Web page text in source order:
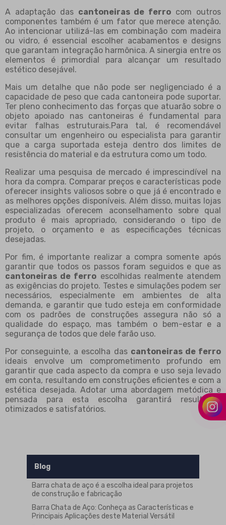
A adaptação das cantoneiras de ferro com outros
componentes também é um fator que merece atenção.
Ao intencionar utilizá-las em combinação com madeira
ou vidro, é essencial escolher acabamentos e designs
que garantam integração harmônica. A sinergia entre os
elementos é primordial para alcançar um resultado
estético desejável.
Mais um detalhe que não pode ser negligenciado é a
capacidade de peso que cada cantoneira pode suportar.
Ter pleno conhecimento das forças que atuarão sobre o
objeto apoiado nas cantoneiras é fundamental para
evitar falhas estruturais.Para tal, é recomendável
consultar um engenheiro ou especialista para garantir
que a carga suportada esteja dentro dos limites de
resistência do material e da estrutura como um todo.
Realizar uma pesquisa de mercado é imprescindível na
hora da compra. Comparar preços e características pode
oferecer insights valiosos sobre o que já é encontrado e
as melhores opções disponíveis. Além disso, muitas lojas
especializadas oferecem aconselhamento sobre qual
produto é mais apropriado, considerando o tipo de
projeto, o orçamento e as especificações técnicas
desejadas.
Por fim, é importante realizar a compra somente após
garantir que todos os passos foram seguidos e que as
cantoneiras de ferro escolhidas realmente atendem
as exigências do projeto. Testes e simulações podem ser
necessários, especialmente em ambientes de alta
demanda, e garantir que tudo esteja em conformidade
com os padrões de construções assegura não só a
qualidade do espaço, mas também o bem-estar e a
segurança de todos que dele farão uso.
Por conseguinte, a escolha das cantoneiras de ferro
ideais envolve um comprometimento profundo em
garantir que cada aspecto da compra e uso seja levado
em conta, resultando em construções eficientes e com a
estética desejada. Adotar uma abordagem metódica e
pensada para esta escolha garantirá resultados
otimizados e satisfatórios.
Blog
Barra chata de aço é a escolha ideal para projetos
de construção e fabricação
Barra Chata de Aço: Conheça as Características e
Principais Aplicações deste Material Versátil